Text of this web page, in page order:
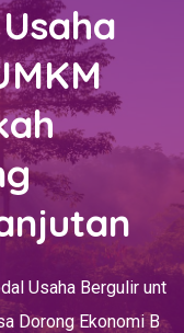
Usaha Bergulir unt
Dorong Ekonomi B